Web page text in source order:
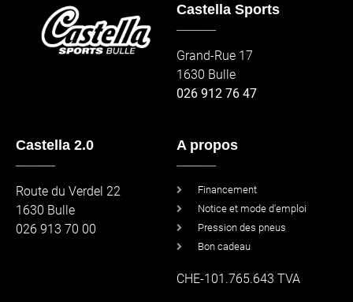
Castella Sports
Grand-Rue 17
1630 Bulle
026 912 76 47
Castella 2.0
Route du Verdel 22
1630 Bulle
026 913 70 00
A propos
Financement
Notice et mode d'emploi
Pression des pneus
Bon cadeau
CHE-101.765.643 TVA